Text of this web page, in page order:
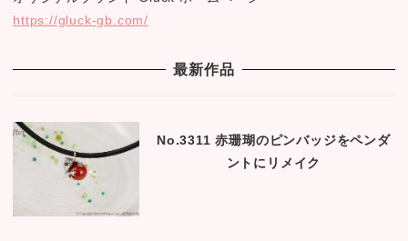
https://gluck-gb.com/
最新作品
No.3311 赤珊瑚のピンバッジをペンダ
ントにリメイク